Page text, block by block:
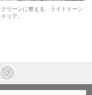
クリーンに整える、ライトトーン
リア。